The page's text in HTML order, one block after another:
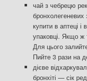
чай з чебрецю
купити в аптеці і
упаковці. Якщо ж
Для цього
Пийте 3 рази на
дієве
бронхіті — сік